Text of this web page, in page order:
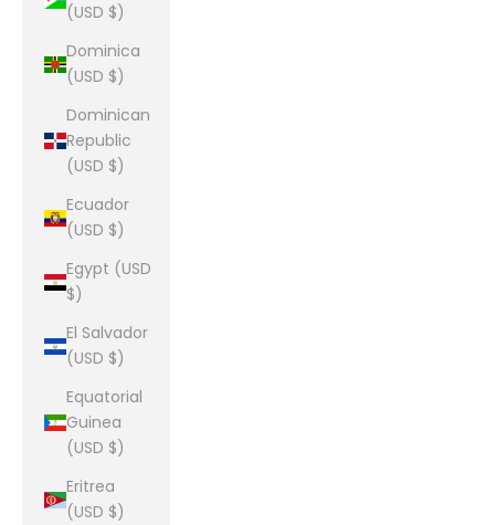
(USD $)
Dominica
(USD $)
Dominican
Republic
(USD $)
Ecuador
(USD $)
Egypt (USD
$)
El Salvador
(USD $)
Equatorial
Guinea
(USD $)
Eritrea
(USD $)